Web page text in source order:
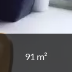
91 m²